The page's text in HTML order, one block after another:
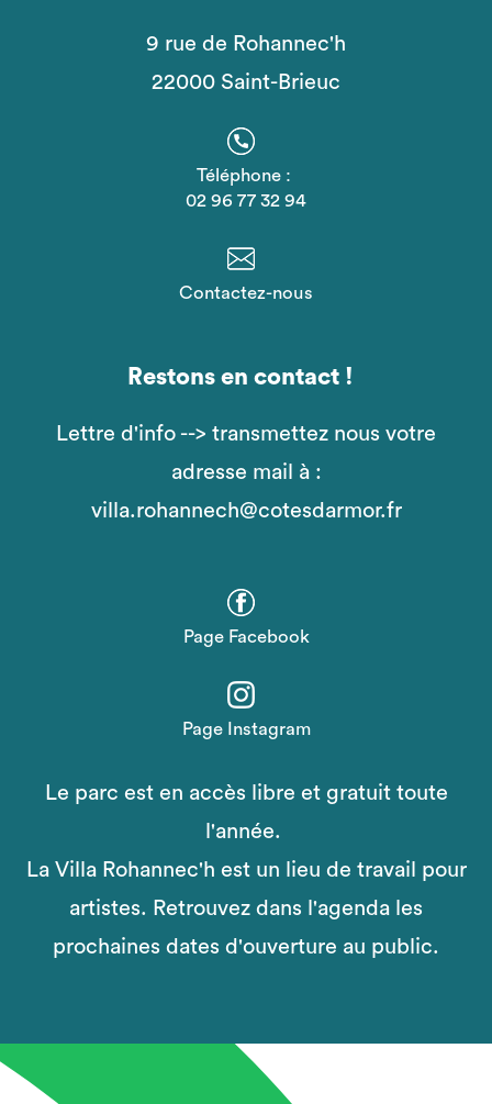
9 rue de Rohannec'h
22000 Saint-Brieuc
Téléphone :
02 96 77 32 94
Contactez-nous
Restons en contact !
Lettre d'info --> transmettez nous votre
adresse mail à :
villa.rohannech@cotesdarmor.fr
Page Facebook
Page Instagram
Le parc est en accès libre et gratuit toute
l'année.
La Villa Rohannec'h est un lieu de travail pour
artistes. Retrouvez dans l'agenda les
prochaines dates d'ouverture au public.